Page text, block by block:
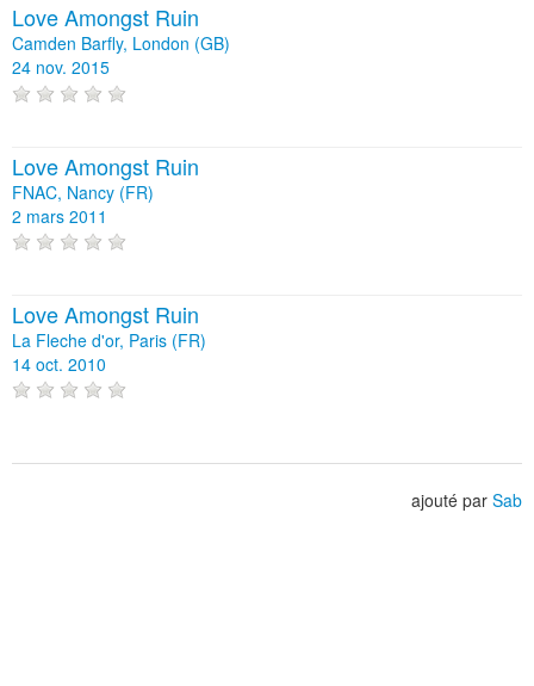
Love Amongst Ruin
Camden Barfly, London (GB)
24 nov. 2015
Love Amongst Ruin
FNAC, Nancy (FR)
2 mars 2011
Love Amongst Ruin
La Fleche d'or, Paris (FR)
14 oct. 2010
ajouté par Sab